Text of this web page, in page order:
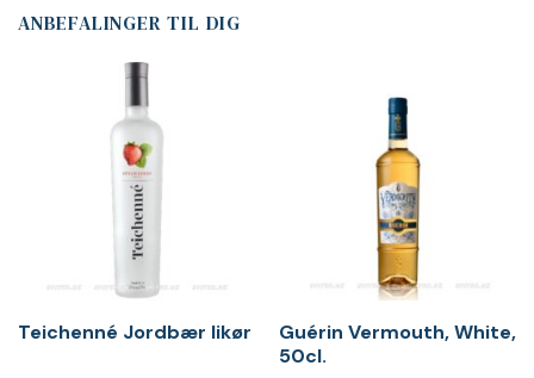
ANBEFALINGER TIL DIG
Teichenné Jordbær likør
Guérin Vermouth, White,
50cl.